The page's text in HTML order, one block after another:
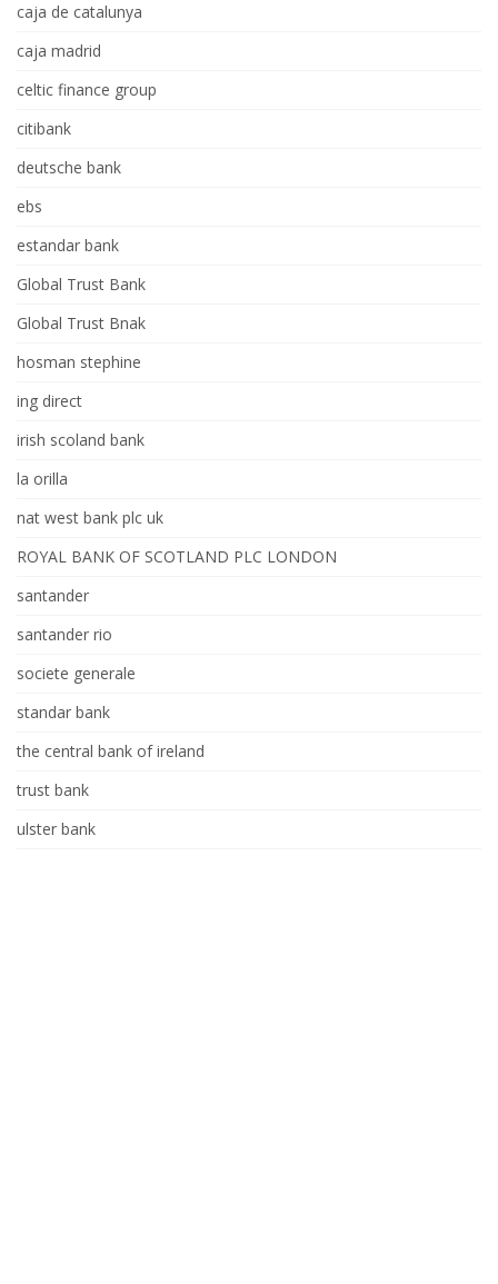
caja de catalunya
caja madrid
celtic finance group
citibank
deutsche bank
ebs
estandar bank
Global Trust Bank
Global Trust Bnak
hosman stephine
ing direct
irish scoland bank
la orilla
nat west bank plc uk
ROYAL BANK OF SCOTLAND PLC LONDON
santander
santander rio
societe generale
standar bank
the central bank of ireland
trust bank
ulster bank